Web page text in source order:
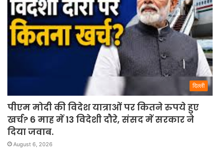
दिल्ली
पीएम मोदी की विदेश यात्राओं पर कितने रुपये हुए
खर्च? 6 माह में 13 विदेशी दौरे, संसद में सरकार ने
दिया जवाब.
August 6, 2026